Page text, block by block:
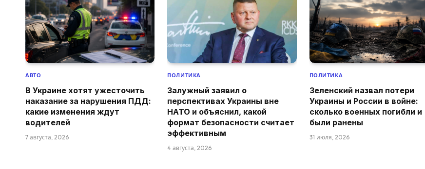
АВТО
В Украине хотят ужесточить
наказание за нарушения ПДД:
какие изменения ждут
водителей
7 августа, 2026
ПОЛИТИКА
Залужный заявил о
перспективах Украины вне
НАТО и объяснил, какой
формат безопасности считает
эффективным
4 августа, 2026
ПОЛИТИКА
Зеленский назвал потери
Украины и России в войне:
сколько военных погибли и
были ранены
31 июля, 2026